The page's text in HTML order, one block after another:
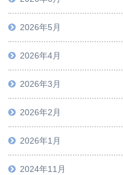
2026年5月
2026年4月
2026年3月
2026年2月
2026年1月
2024年11月